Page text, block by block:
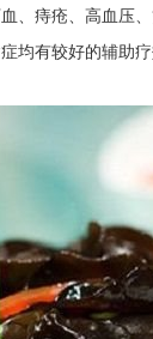
、痔疮、高血压
均有较好的辅助疗